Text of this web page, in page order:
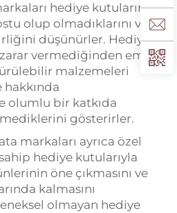
hediye kutularını
olup olmadıklarını ve
düşünürler. Hediye
zarar vermediğinden emin
malzemeleri
hakkında
olumlu bir katkıda
gösterirler.
markaları ayrıca özel
hediye kutularıyla
öne çıkmasını ve
kalmasını
olmayan hediye